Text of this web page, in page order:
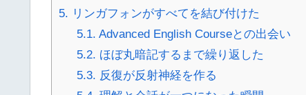
5. リンガフォンがすべてを結び付けた
5.1. Advanced English Courseとの出会い
5.2. ほぼ丸暗記するまで繰り返した
5.3. 反復が反射神経を作る